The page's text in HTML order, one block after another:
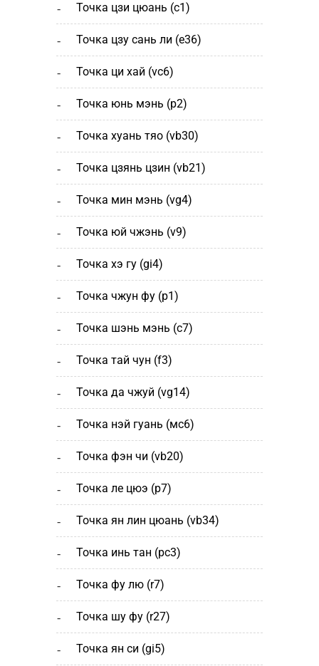
точка цзи цюань (с1)
точка цзу сань ли (e36)
точка ци хай (vc6)
точка юнь мэнь (р2)
точка хуань тяо (vb30)
точка цзянь цзин (vb21)
точка мин мэнь (vg4)
точка юй чжэнь (v9)
точка хэ гу (gi4)
точка чжун фу (p1)
точка шэнь мэнь (с7)
точка тай чун (f3)
точка да чжуй (vg14)
точка нэй гуань (мс6)
точка фэн чи (vb20)
точка ле цюэ (р7)
точка ян лин цюань (vb34)
точка инь тан (рс3)
точка фу лю (r7)
точка шу фу (r27)
точка ян си (gi5)